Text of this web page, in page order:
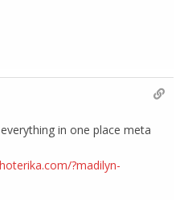
in one place meta
?madilyn-